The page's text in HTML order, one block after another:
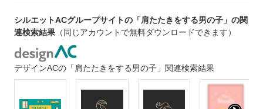
シルエットACグループサイトの「肩たたきをする男の子」の関
連検索結果 （同じアカウントで無料ダウンロードできます）
デザインACの「肩たたきをする男の子」関連検索結果